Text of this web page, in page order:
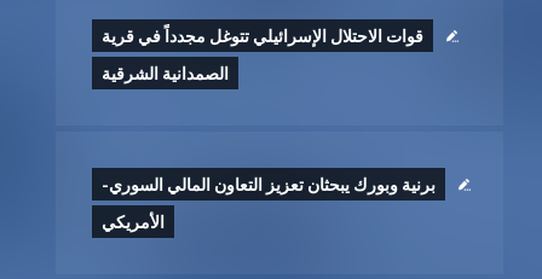
قوات الاحتلال الإسرائيلي تتوغل مجدداً في قرية
الصمدانية الشرقية
برنية وبورك يبحثان تعزيز التعاون المالي السوري-
الأمريكي